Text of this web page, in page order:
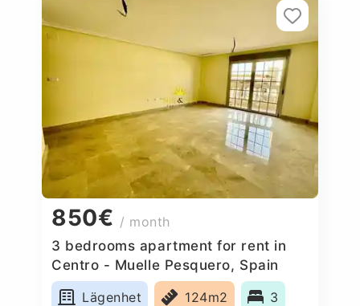
850€ / month
3 bedrooms apartment for rent in
Centro - Muelle Pesquero, Spain
Lägenhet
124m2 3